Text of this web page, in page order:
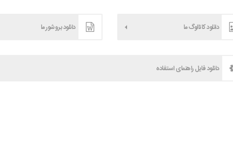
دانلود بروشور ما دانلود کاتالوگ ما
دانلود فایل راهنمای استفاده